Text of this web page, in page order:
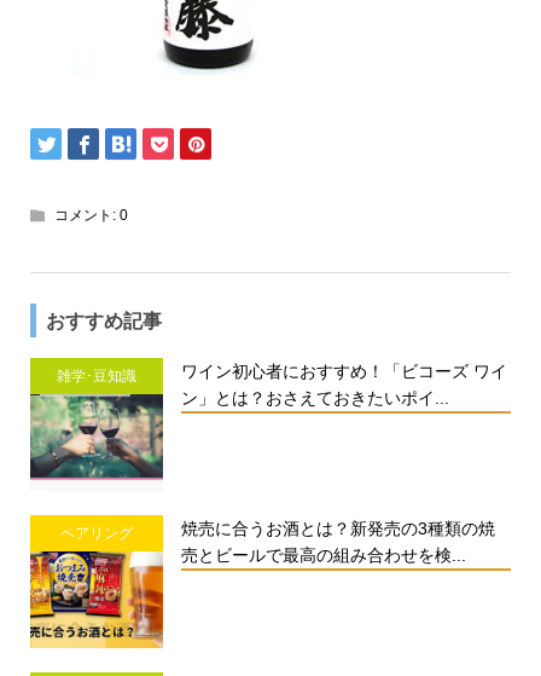
コメント: 0
おすすめ記事
雑学･豆知識
ワイン初心者におすすめ！「ビコーズ ワイ
ン」とは？おさえておきたいポイ...
ペアリング
焼売に合うお酒とは？新発売の3種類の焼
売とビールで最高の組み合わせを検...